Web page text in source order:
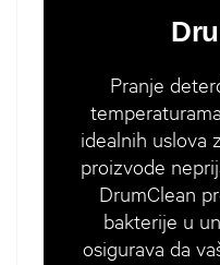
Pranje
idealnih uslova
proizvode
DrumClean
bakterije u
osigurava da